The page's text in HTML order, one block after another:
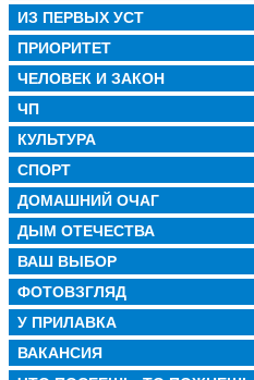
ИЗ ПЕРВЫХ УСТ
ПРИОРИТЕТ
ЧЕЛОВЕК И ЗАКОН
ЧП
КУЛЬТУРА
СПОРТ
ДОМАШНИЙ ОЧАГ
ДЫМ ОТЕЧЕСТВА
ВАШ ВЫБОР
ФОТОВЗГЛЯД
У ПРИЛАВКА
ВАКАНСИЯ